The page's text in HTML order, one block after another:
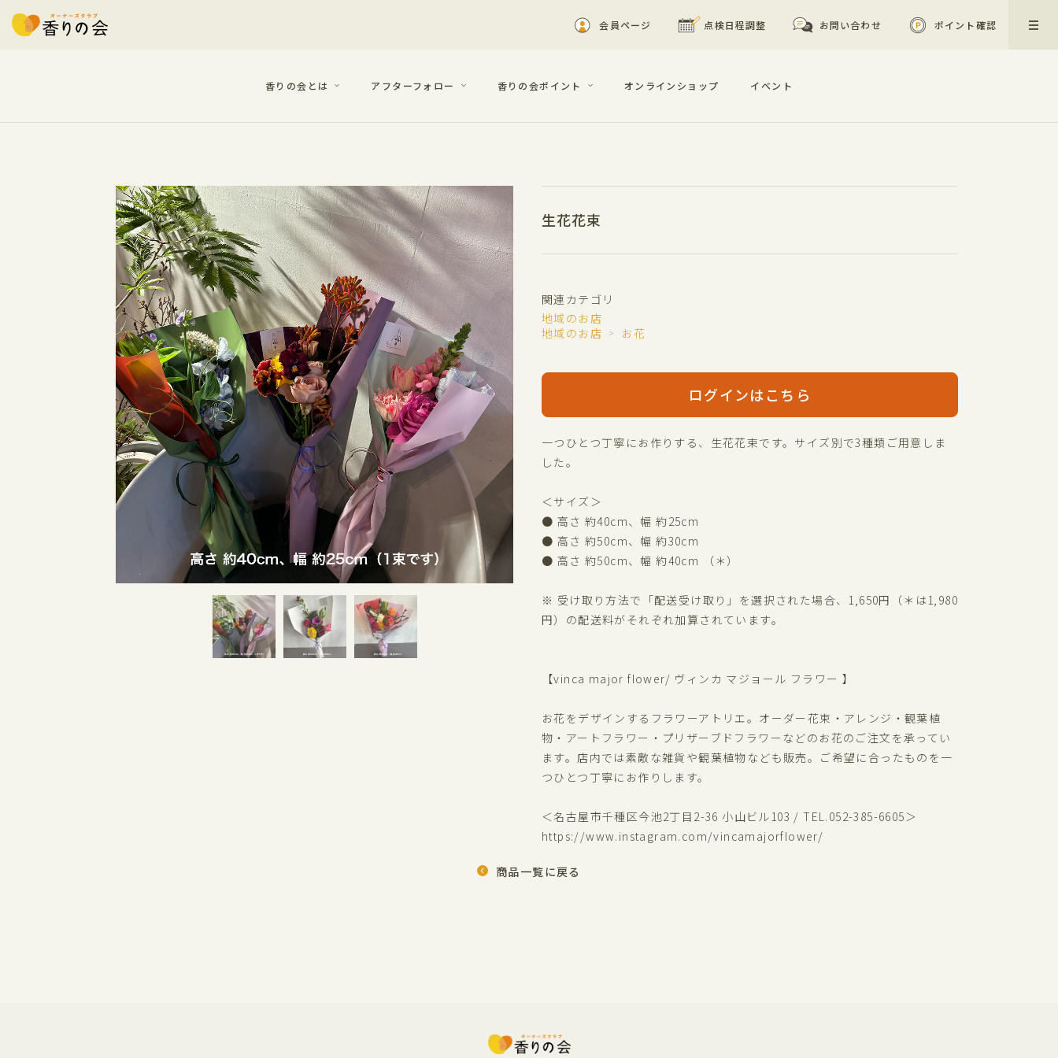
会員ページ 点検日程調整 お問い合わせ ポイント確認
香りの会とは アフターフォロー 香りの会ポイント オンラインショップ イベント
生花花束
関連カテゴリ
地域のお店
地域のお店
＞ お花
ログインはこちら
一つひとつ丁寧にお作りする、生花花束です。サイズ別で3種類ご用意しま
した。
＜サイズ＞
● 高さ 約40cm、幅 約25cm
● 高さ 約50cm、幅 約30cm
● 高さ 約50cm、幅 約40cm （＊）
※ 受け取り方法で「配送受け取り」を選択された場合、1,650円（＊は1,980
円）の配送料がそれぞれ加算されています。
【vinca major flower/ ヴィンカ マジョール フラワー 】
お花をデザインするフラワーアトリエ。オーダー花束・アレンジ・観葉植
物・アートフラワー・プリザーブドフラワーなどのお花のご注文を承ってい
ます。店内では素敵な雑貨や観葉植物なども販売。ご希望に合ったものを一
つひとつ丁寧にお作りします。
＜名古屋市千種区今池2丁目2-36 小山ビル103 / TEL.052-385-6605＞
https://www.instagram.com/vincamajorflower/
商品一覧に戻る